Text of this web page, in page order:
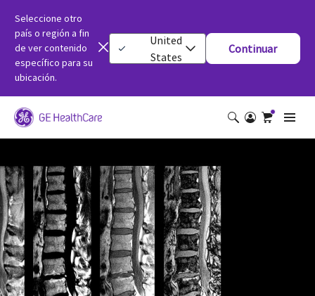
Seleccione otro
país o región a fin
de ver contenido
específico para su
ubicación.
United
States
Continuar